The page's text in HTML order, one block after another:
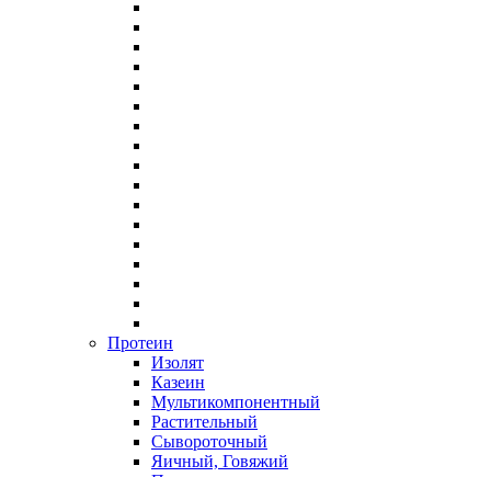
Протеин
Изолят
Казеин
Мультикомпонентный
Растительный
Сывороточный
Яичный, Говяжий